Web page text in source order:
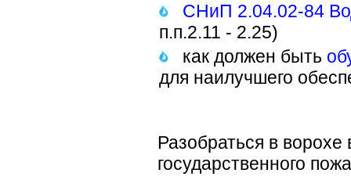
СНиП 2.04.02-84
п.п.2.11 - 2.25)
как должен быть
для наилучшего
Разобраться в
государственного